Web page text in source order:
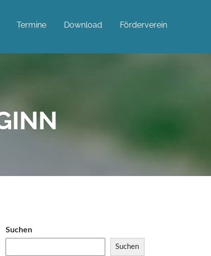
Termine Download Förderverein
Suchen
Suchen